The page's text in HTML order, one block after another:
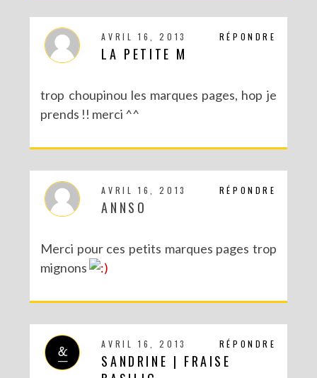
RÉPONDRE
AVRIL 16, 2013
LA PETITE M
trop choupinou les marques pages, hop je
prends !! merci ^^
RÉPONDRE
AVRIL 16, 2013
ANNSO
Merci pour ces petits marques pages trop
mignons
RÉPONDRE
AVRIL 16, 2013
SANDRINE | FRAISE